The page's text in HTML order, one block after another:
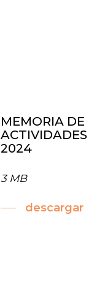
MEMORIA DE
ACTIVIDADES
2024
3 MB
descargar